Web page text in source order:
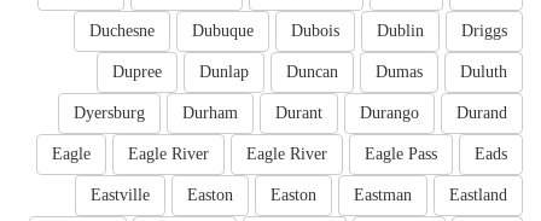
Driggs
Dublin
Dubois
Dubuque
Duchesne
Duluth
Dumas
Duncan
Dunlap
Dupree
Durand
Durango
Durant
Durham
Dyersburg
Eads
Eagle Pass
Eagle River
Eagle River
Eagle
Eastland
Eastman
Easton
Easton
Eastville